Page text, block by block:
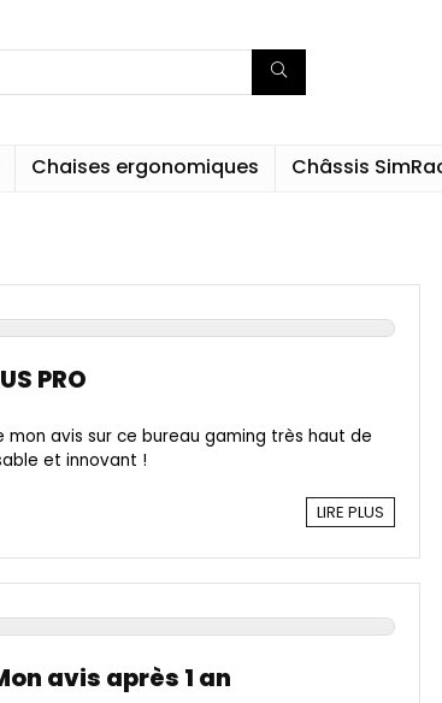
Chaises ergonomiques Châssis
PRO
mon avis sur ce bureau gaming très haut de
et innovant !
LIRE PLUS
avis après 1 an